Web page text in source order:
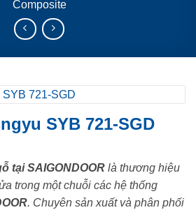
Composite
SYB 721-SGD
tại SAIGONDOOR là thương hiệu
trong một chuỗi các hệ thống
. Chuyên sản xuất và phân phối